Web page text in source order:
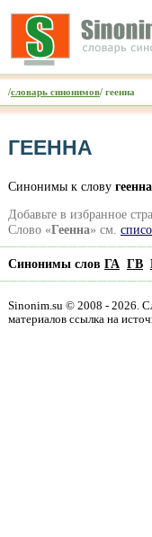
/словарь синонимов/ геенна
ГЕЕННА
Синонимы к слову геенна
Добавьте в избранное
Слово «Геенна» см.
Синонимы слов ГА ГВ
Sinonim.su © 2008 - 2026.
материалов ссылка на